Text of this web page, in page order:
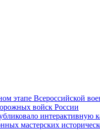
этапе Всероссийской
войск России
интерактивную
мастерских